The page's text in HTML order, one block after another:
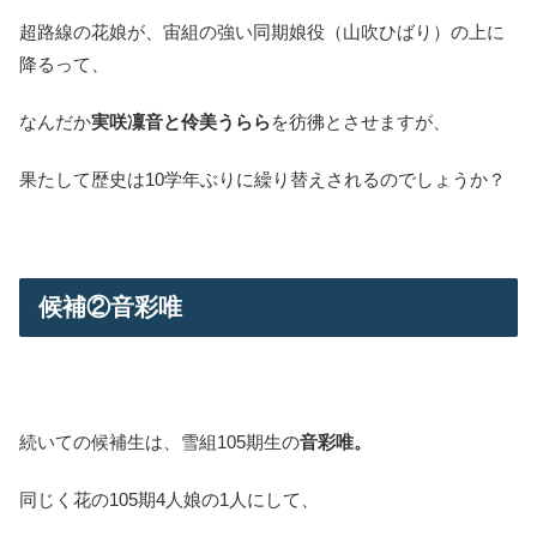
超路線の花娘が、宙組の強い同期娘役（山吹ひばり）の上に
降るって、
なんだか実咲凜音と伶美うららを彷彿とさせますが、
果たして歴史は10学年ぶりに繰り替えされるのでしょうか？
候補②音彩唯
続いての候補生は、雪組105期生の音彩唯。
同じく花の105期4人娘の1人にして、